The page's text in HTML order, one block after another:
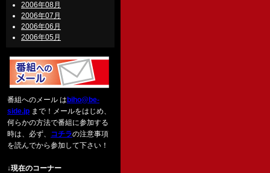
2006年08月
2006年07月
2006年06月
2006年05月
番組へのメール は biho@be-
side.jp まで！メールをはじめ、
何らかの方法で番組に参加する
時は、必ず、 コチラの注意事項
を読んでから参加して下さい！
↓現在のコーナー